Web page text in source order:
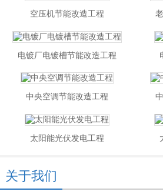
空压机节能改造工程
电镀厂电镀槽节能改造工程
中央空调节能改造工程
太阳能光伏发电工程
关于我们